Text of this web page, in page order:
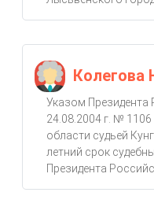
Колегова
Указом Президента
24.08.2004 г. №
области судьей
летний срок
Президента